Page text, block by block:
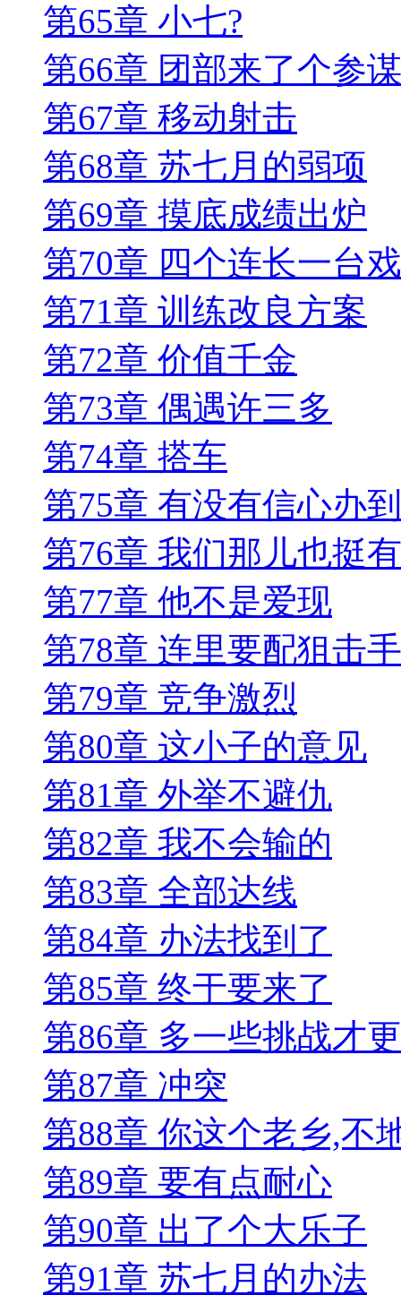
第65章 小七?
第66章 团部来了个参谋
第67章 移动射击
第68章 苏七月的弱项
第69章 摸底成绩出炉
第70章 四个连长一台戏
第71章 训练改良方案
第72章 价值千金
第73章 偶遇许三多
第74章 搭车
第75章 有没有信心办
第76章 我们那儿也挺
第77章 他不是爱现
第78章 连里要配狙击手
第79章 竞争激烈
第80章 这小子的意见
第81章 外举不避仇
第82章 我不会输的
第83章 全部达线
第84章 办法找到了
第85章 终于要来了
第86章 多一些挑战才
第87章 冲突
第88章 你这个老乡,不
第89章 要有点耐心
第90章 出了个大乐子
第91章 苏七月的办法